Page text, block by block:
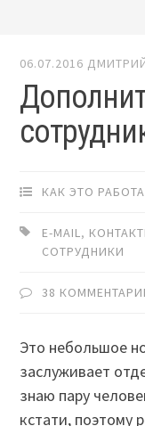
06.07.2016
КАК ЭТО
E-MAIL,
СОТРУДНИКИ
38
Это небольшое
заслуживает
знаю пару
кстати, поэтому